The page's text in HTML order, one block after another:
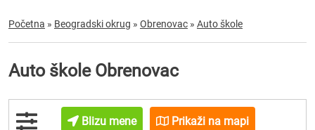
Početna » Beogradski okrug » Obrenovac » Auto škole
Auto škole Obrenovac
Blizu mene Prikaži na mapi